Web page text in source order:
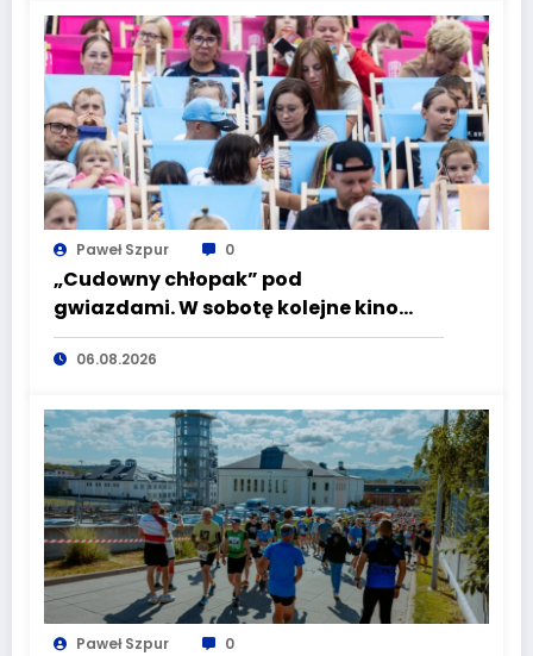
Paweł Szpur 0
„Cudowny chłopak” pod
gwiazdami. W sobotę kolejne kino
plenerowe w Aqua Zdroju
06.08.2026
Paweł Szpur 0